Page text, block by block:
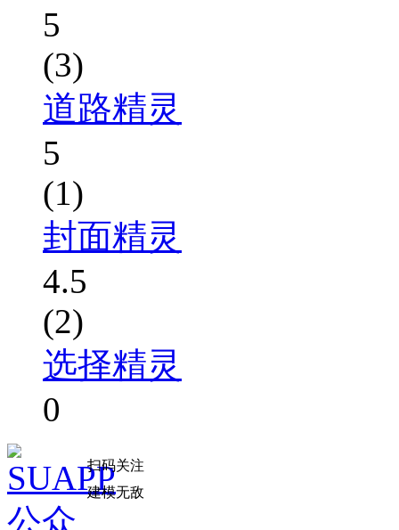
5
(3)
道路精灵
5
(1)
封面精灵
4.5
(2)
选择精灵
0
扫码关注
建模无敌